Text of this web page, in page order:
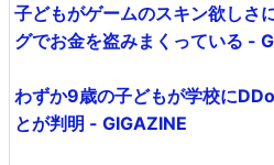
子どもがゲームのスキン欲しさ
グでお金を盗みまくっている -
わずか9歳の子どもが学校に
とが判明 - GIGAZINE